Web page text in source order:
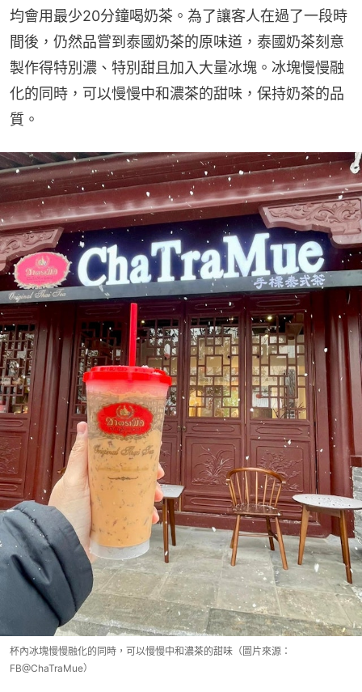
均會用最少20分鐘喝奶茶。為了讓客人在過了一段時
間後，仍然品嘗到泰國奶茶的原味道，泰國奶茶刻意
製作得特別濃、特別甜且加入大量冰塊。冰塊慢慢融
化的同時，可以慢慢中和濃茶的甜味，保持奶茶的品
質。
杯內冰塊慢慢融化的同時，可以慢慢中和濃茶的甜味（圖片來源：
FB@ChaTraMue）